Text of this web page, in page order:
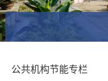
公共机构节能专栏